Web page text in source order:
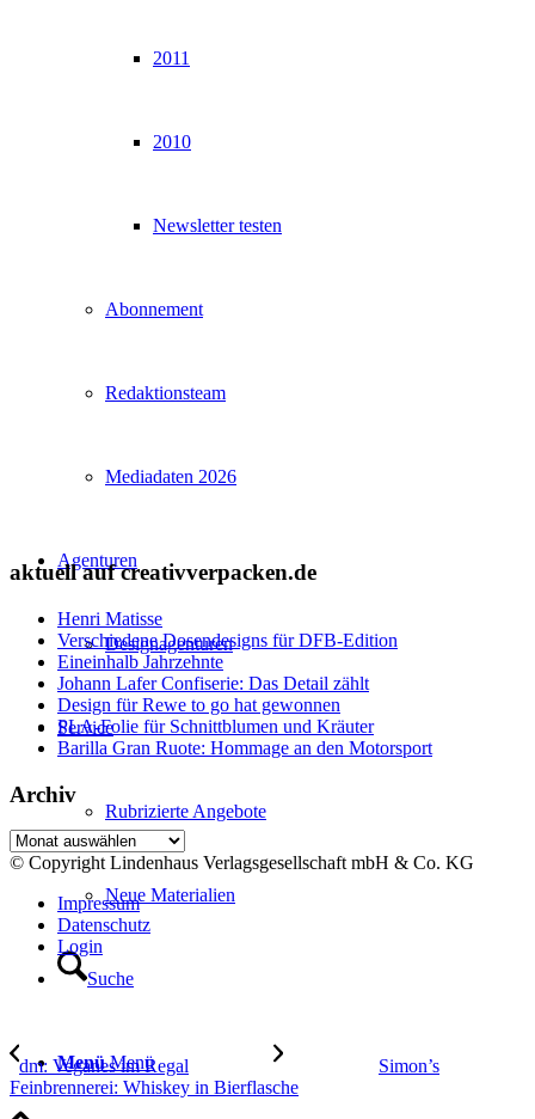
2011
2010
Newsletter testen
Abonnement
Redaktionsteam
Mediadaten 2026
Agenturen
Designagenturen
Service
Rubrizierte Angebote
Neue Materialien
Suche
Menü Menü
aktuell auf creativverpacken.de
Henri Matisse
Verschiedene Dosendesigns für DFB-Edition
Eineinhalb Jahrzehnte
Johann Lafer Confiserie: Das Detail zählt
Design für Rewe to go hat gewonnen
PLA-Folie für Schnittblumen und Kräuter
Barilla Gran Ruote: Hommage an den Motorsport
Archiv
Archiv
© Copyright Lindenhaus Verlagsgesellschaft mbH & Co. KG
Impressum
Datenschutz
Login
dm: Veganes im Regal
Simon’s
Feinbrennerei: Whiskey in Bierflasche